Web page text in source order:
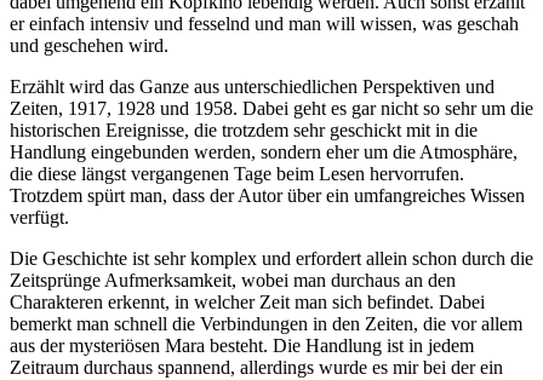
er einfach intensiv und fesselnd und man will wissen, was geschah
und geschehen wird.
Erzählt wird das Ganze aus unterschiedlichen Perspektiven und
Zeiten, 1917, 1928 und 1958. Dabei geht es gar nicht so sehr um die
historischen Ereignisse, die trotzdem sehr geschickt mit in die
Handlung eingebunden werden, sondern eher um die Atmosphäre,
die diese längst vergangenen Tage beim Lesen hervorrufen.
Trotzdem spürt man, dass der Autor über ein umfangreiches Wissen
verfügt.
Die Geschichte ist sehr komplex und erfordert allein schon durch die
Zeitsprünge Aufmerksamkeit, wobei man durchaus an den
Charakteren erkennt, in welcher Zeit man sich befindet. Dabei
bemerkt man schnell die Verbindungen in den Zeiten, die vor allem
aus der mysteriösen Mara besteht. Die Handlung ist in jedem
Zeitraum durchaus spannend, allerdings wurde es mir bei der ein